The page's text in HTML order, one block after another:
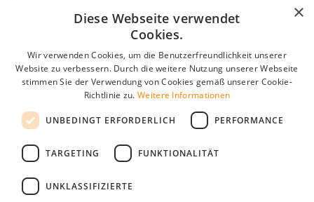
Login für Unternehmen
E-Mail*
Passwort
Angemeldet bleiben
Passwort vergessen?
Kostenloses Unternehmensprofil
Wenn Sie sich registriert haben, können Sie ein Unternehmensprofil
×
Diese Webseite verwendet
Cookies.
Wir verwenden Cookies, um die Benutzerfreundlichkeit unserer
Website zu verbessern. Durch die weitere Nutzung unserer Webseite
stimmen Sie der Verwendung von Cookies gemäß unserer Cookie-
Richtlinie zu. Weitere Informationen
UNBEDINGT ERFORDERLICH PERFORMANCE
TARGETING FUNKTIONALITÄT
UNKLASSIFIZIERTE